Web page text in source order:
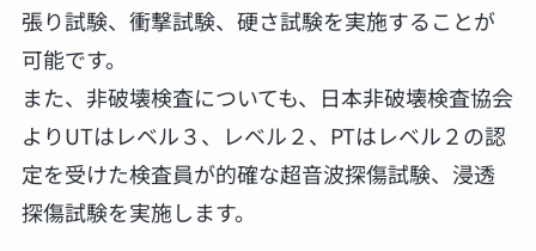
張り試験、衝撃試験、硬さ試験を実施することが
可能です。
また、非破壊検査についても、日本非破壊検査協会
よりUTはレベル３、レベル２、PTはレベル２の認
定を受けた検査員が的確な超音波探傷試験、浸透
探傷試験を実施します。